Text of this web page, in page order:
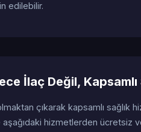
edilebilir.
İlaç Değil, Kapsamlı
çıkarak kapsamlı sağlık
aşağıdaki hizmetlerden ücretsiz